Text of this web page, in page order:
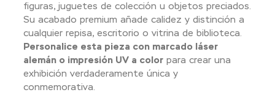
figuras, juguetes de colección u objetos preciados.
Su acabado premium añade calidez y distinción a
cualquier repisa, escritorio o vitrina de biblioteca.
Personalice esta pieza con marcado láser
alemán o impresión UV a color para crear una
exhibición verdaderamente única y
conmemorativa.